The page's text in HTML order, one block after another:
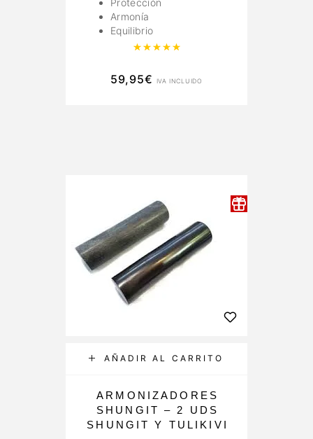
Protección
Armonía
Equilibrio
Valorado con
59,95€ IVA INCLUIDO
AÑADIR AL CARRITO
ARMONIZADORES
SHUNGIT – 2 UDS
SHUNGIT Y TULIKIVI